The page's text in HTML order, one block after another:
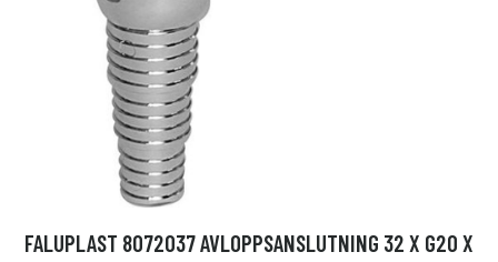
FALUPLAST 8072037 AVLOPPSANSLUTNING 32 X G20 X